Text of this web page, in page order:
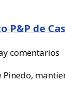
P&P de
comentarios
Pinedo,